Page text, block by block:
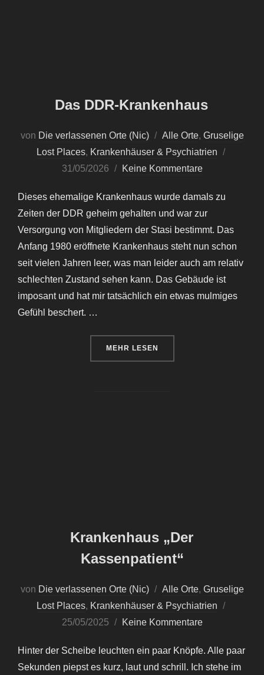
Das DDR-Krankenhaus
von Die verlassenen Orte (Nic) Alle Orte, Gruselige
Lost Places, Krankenhäuser & Psychiatrien
31/05/2026 Keine Kommentare
Dieses ehemalige Krankenhaus wurde damals zu
Zeiten der DDR geheim gehalten und war zur
Versorgung von Mitgliedern der Stasi bestimmt. Das
Anfang 1980 eröffnete Krankenhaus steht nun schon
seit vielen Jahren leer, was man leider auch am relativ
schlechten Zustand sehen kann. Das Gebäude ist
imposant und hat mir tatsächlich ein etwas mulmiges
Gefühl beschert. …
MEHR ÜBER „DAS DDR-
LESEN
Krankenhaus „Der
Kassenpatient“
von Die verlassenen Orte (Nic) Alle Orte, Gruselige
Lost Places, Krankenhäuser & Psychiatrien
25/05/2025 Keine Kommentare
Hinter der Scheibe leuchten ein paar Knöpfe. Alle paar
Sekunden piepst es kurz, laut und schrill. Ich stehe im